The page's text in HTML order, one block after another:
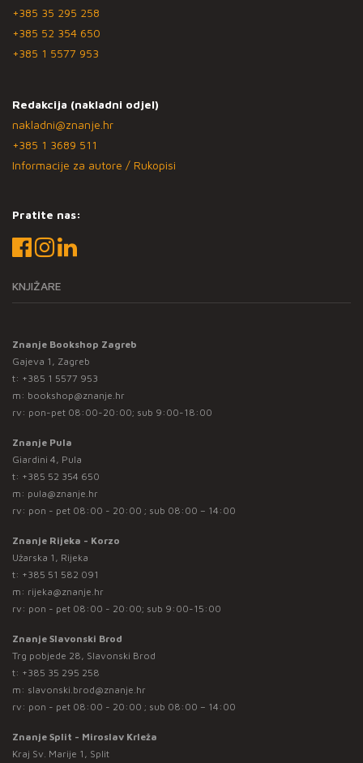
+385 35 295 258
+385 52 354 650
+385 1 5577 953
Redakcija (nakladni odjel)
nakladni@znanje.hr
+385 1 3689 511
Informacije za autore / Rukopisi
Pratite nas:
KNJIŽARE
Znanje Bookshop Zagreb
Gajeva 1, Zagreb
t: +385 1 5577 953
m: bookshop@znanje.hr
rv: pon-pet 08:00-20:00; sub 9:00-18:00
Znanje Pula
Giardini 4, Pula
t: +385 52 354 650
m: pula@znanje.hr
rv: pon - pet 08:00 - 20:00 ; sub 08:00 – 14:00
Znanje Rijeka - Korzo
Užarska 1, Rijeka
t: +385 51 582 091
m: rijeka@znanje.hr
rv: pon - pet 08:00 - 20:00; sub 9:00-15:00
Znanje Slavonski Brod
Trg pobjede 28, Slavonski Brod
t: +385 35 295 258
m: slavonski.brod@znanje.hr
rv: pon - pet 08:00 - 20:00 ; sub 08:00 – 14:00
Znanje Split - Miroslav Krleža
Kraj Sv. Marije 1, Split